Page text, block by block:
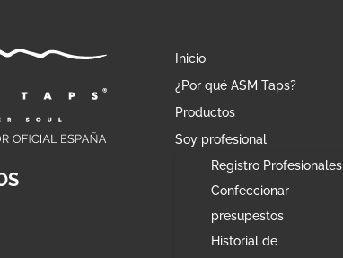
Inicio
¿Por qué ASM Taps?
Productos
Soy profesional
Registro Profesionales
Confeccionar
presupestos
Historial de